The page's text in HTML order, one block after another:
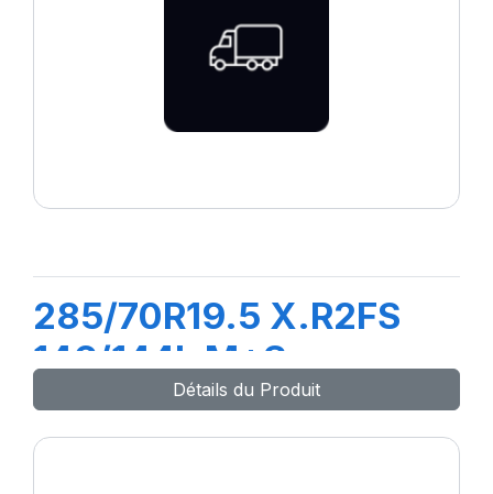
285/70R19.5 X.R2FS
146/144L M+S
Détails du Produit